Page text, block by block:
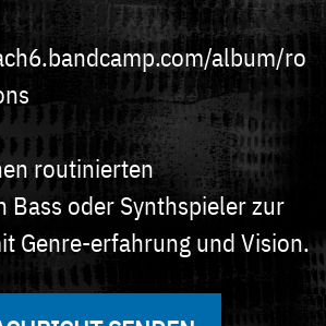
album/ro
routinierten
Bass oder Synthspieler zur
Genre-erfahrung und Vision.